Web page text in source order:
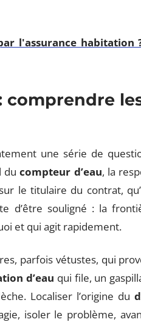
l'assurance habitation
comprendre
une série de
ducompteur d’eau, la
le titulaire du contrat,
d’être souligné : la
et qui agit rapidement.
parfois vétustes, qui
d’eau qui file, un
Localiser l’origine du
isoler le problème,